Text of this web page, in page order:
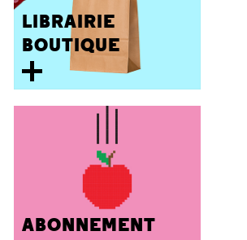
LIBRAIRIE
BOUTIQUE
ABONNEMENT